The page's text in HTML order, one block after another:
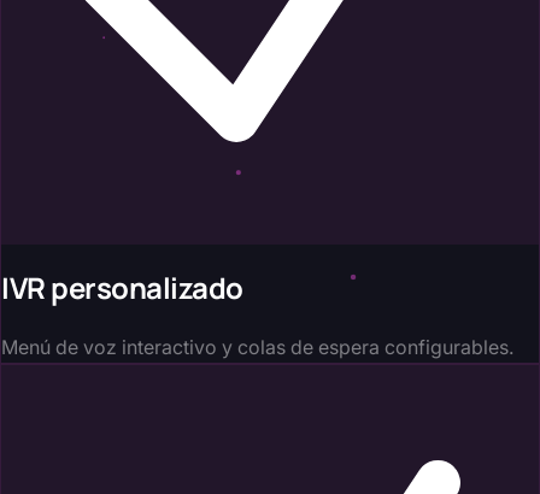
IVR personalizado
Menú de voz interactivo y colas de espera configurables.